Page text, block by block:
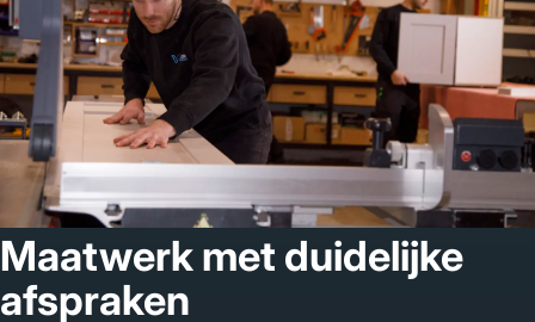
Maatwerk met duidelijke
afspraken